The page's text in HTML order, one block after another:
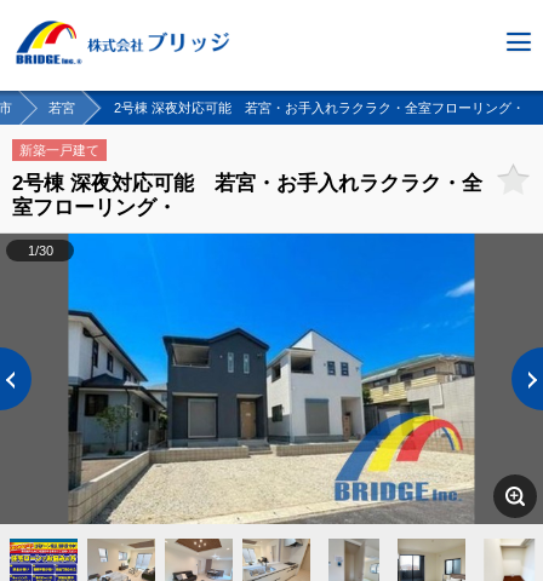
若宮 2号棟 深夜対応可能 若宮・お手入れラクラク・全室フローリング・
新築一戸建て
2号棟 深夜対応可能 若宮・お手入れラクラク・全
室フローリング・
1/30